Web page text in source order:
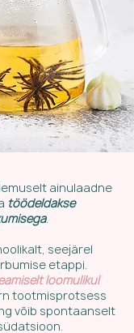
ainulaadne
töödeldakse
.
seejärel
etappi.
loomulikul
tootmisprotsess
võib spontaanselt